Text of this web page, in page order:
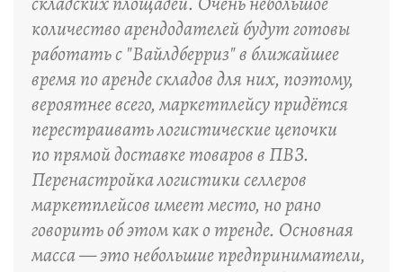
количество арендодателей будут готовы
работать с "Вайлдберриз" в ближайшее
время по аренде складов для них, поэтому,
вероятнее всего, маркетплейсу придётся
перестраивать логистические цепочки
по прямой доставке товаров в ПВЗ.
Перенастройка логистики селлеров
маркетплейсов имеет место, но рано
говорить об этом как о тренде. Основная
масса — это небольшие предприниматели,